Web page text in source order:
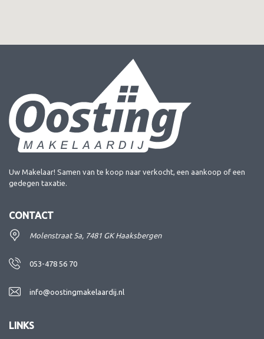
Uw Makelaar! Samen van te koop naar verkocht, een aankoop of een
gedegen taxatie.
CONTACT
Molenstraat 5a, 7481 GK Haaksbergen
053-478 56 70
info@oostingmakelaardij.nl
LINKS